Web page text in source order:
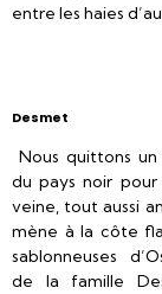
entre les haies
Desmet
Nous quittons
du pays noir
veine, tout aussi
mène à la côte
sablonneuses
de la famille